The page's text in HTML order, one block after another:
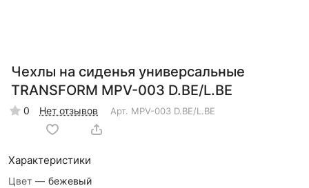
Чехлы на сиденья универсальные
TRANSFORM MPV-003 D.BE/L.BE
0 Нет отзывов Арт. MPV-003 D.BE/L.BE
Характеристики
Цвет — бежевый